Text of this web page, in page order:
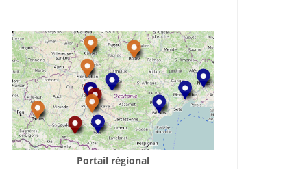
Portail régional